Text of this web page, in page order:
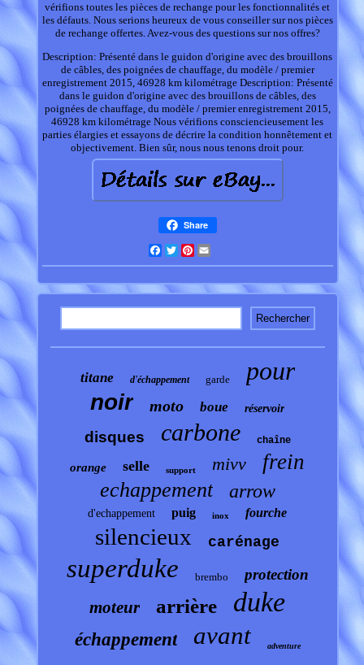
vérifions toutes les pièces de rechange pour les fonctionnalités et
les défauts. Nous serions heureux de vous conseiller sur nos pièces
de rechange offertes. Avez-vous des questions sur nos offres?
Description: Présenté dans le guidon d'origine avec des brouillons
de câbles, des poignées de chauffage, du modèle / premier
enregistrement 2015, 46928 km kilométrage Description: Présenté
dans le guidon d'origine avec des brouillons de câbles, des
poignées de chauffage, du modèle / premier enregistrement 2015,
46928 km kilométrage Nous vérifions consciencieusement les
parties élargies et essayons de décrire la condition honnêtement et
objectivement. Bien sûr, nous nous tenons droit pour.
Share
Facebook
TwitterPinterest
titane d'échappement garde pour
noir moto boue réservoir
disques carbone chaîne
orange selle support mivv frein
echappement arrow
d'echappement puig inox fourche
silencieux carénage
superduke brembo protection
moteur arrière duke
échappement avant adventure